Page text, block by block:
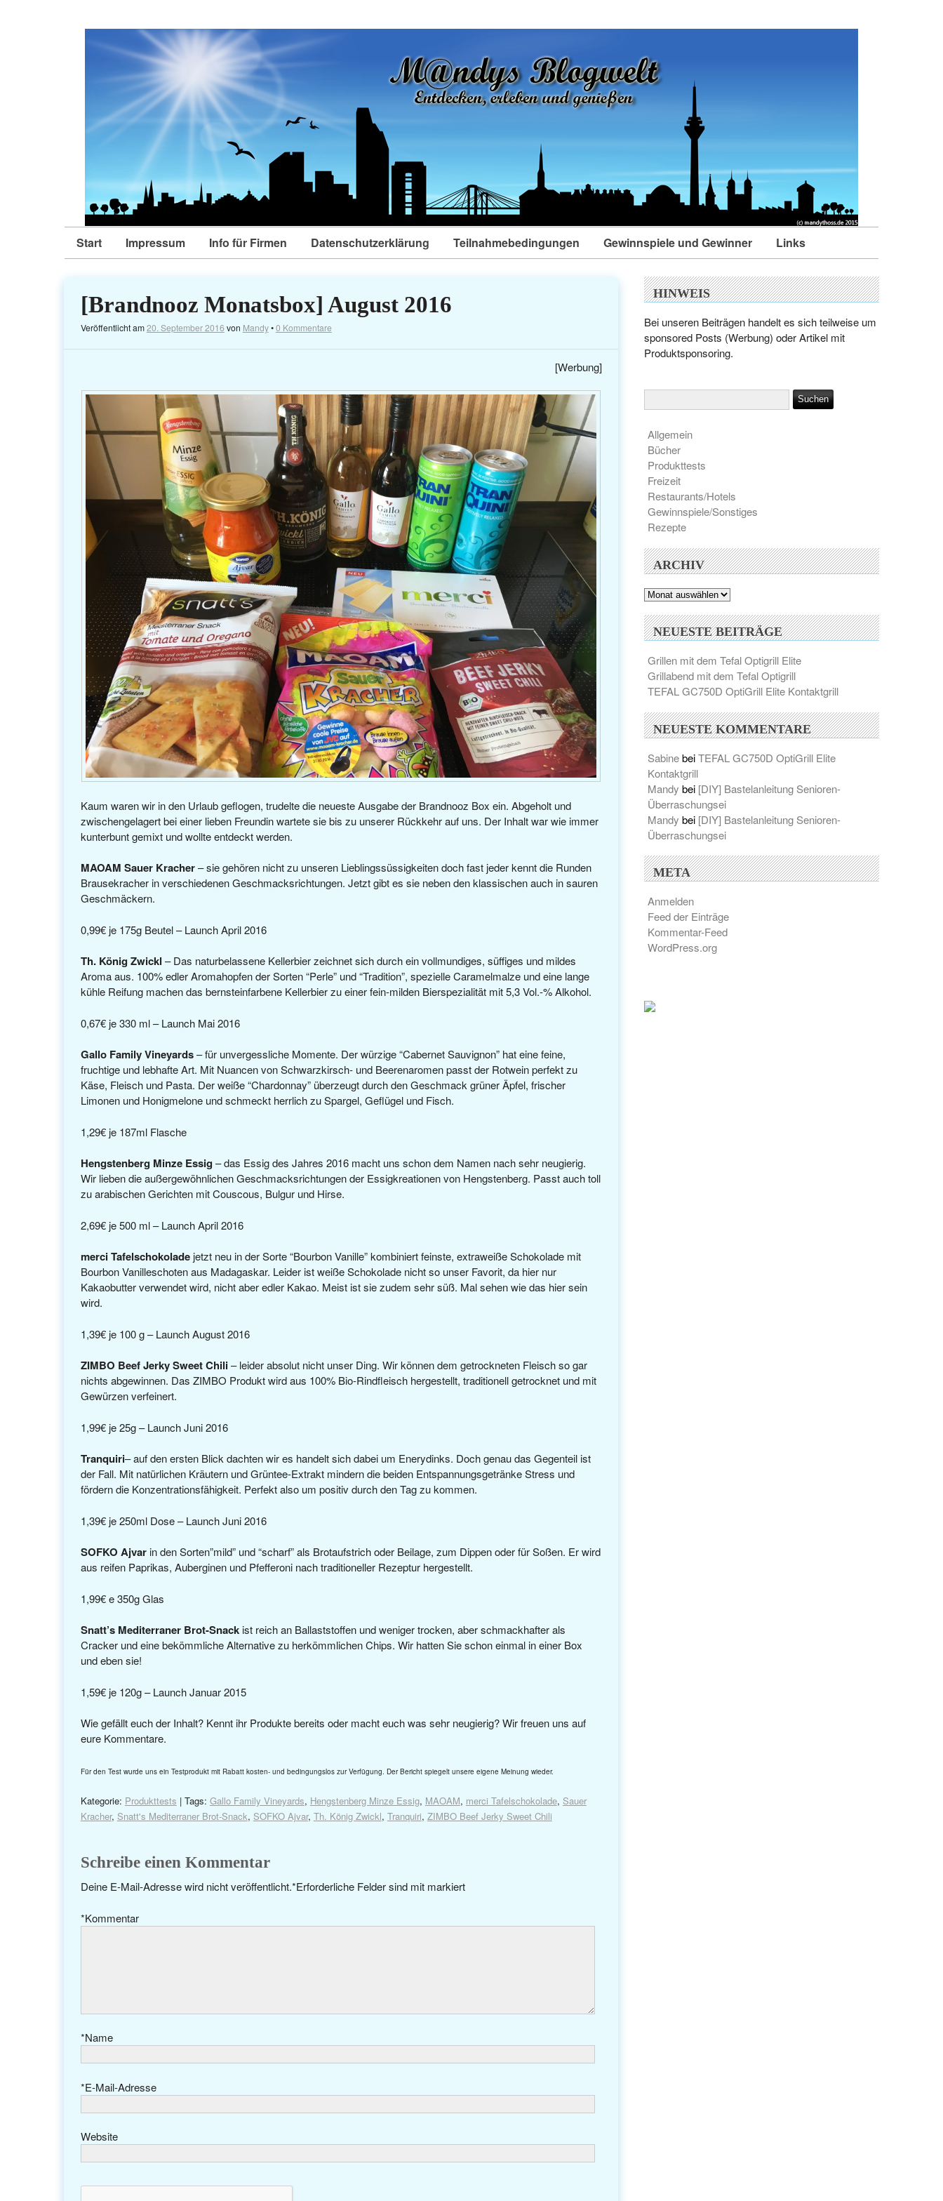
Start Impressum Info für Firmen Datenschutzerklärung Teilnahmebedingungen Gewinnspiele und Gewinner Links
[Brandnooz Monatsbox] August 2016
Veröffentlicht am20. September 2016 von Mandy•0 Kommentare
[Werbung]
Kaum waren wir in den Urlaub geflogen, trudelte die neueste Ausgabe der Brandnooz Box ein. Abgeholt und
zwischengelagert bei einer lieben Freundin wartete sie bis zu unserer Rückkehr auf uns. Der Inhalt war wie immer
kunterbunt gemixt und wollte entdeckt werden.
MAOAM Sauer Kracher– sie gehören nicht zu unseren Lieblingssüssigkeiten doch fast jeder kennt die Runden
Brausekracher in verschiedenen Geschmacksrichtungen. Jetzt gibt es sie neben den klassischen auch in sauren
Geschmäckern.
0,99€ je 175g Beutel – Launch April 2016
Th. König Zwickl – Das naturbelassene Kellerbier zeichnet sich durch ein vollmundiges, süffiges und mildes
Aroma aus. 100% edler Aromahopfen der Sorten “Perle” und “Tradition”, spezielle Caramelmalze und eine lange
kühle Reifung machen das bernsteinfarbene Kellerbier zu einer fein-milden Bierspezialität mit 5,3 Vol.-% Alkohol.
0,67€ je 330 ml – Launch Mai 2016
Gallo Family Vineyards– für unvergessliche Momente. Der würzige “Cabernet Sauvignon” hat eine feine,
fruchtige und lebhafte Art. Mit Nuancen von Schwarzkirsch- und Beerenaromen passt der Rotwein perfekt zu
Käse, Fleisch und Pasta. Der weiße “Chardonnay” überzeugt durch den Geschmack grüner Äpfel, frischer
Limonen und Honigmelone und schmeckt herrlich zu Spargel, Geflügel und Fisch.
1,29€ je 187ml Flasche
Hengstenberg Minze Essig– das Essig des Jahres 2016 macht uns schon dem Namen nach sehr neugierig.
Wir lieben die außergewöhnlichen Geschmacksrichtungen der Essigkreationen von Hengstenberg. Passt auch toll
zu arabischen Gerichten mit Couscous, Bulgur und Hirse.
2,69€ je 500 ml – Launch April 2016
merci Tafelschokoladejetzt neu in der Sorte “Bourbon Vanille” kombiniert feinste, extraweiße Schokolade mit
Bourbon Vanilleschoten aus Madagaskar. Leider ist weiße Schokolade nicht so unser Favorit, da hier nur
Kakaobutter verwendet wird, nicht aber edler Kakao. Meist ist sie zudem sehr süß. Mal sehen wie das hier sein
wird.
1,39€ je 100 g – Launch August 2016
ZIMBO Beef Jerky Sweet Chili– leider absolut nicht unser Ding. Wir können dem getrockneten Fleisch so gar
nichts abgewinnen. Das ZIMBO Produkt wird aus 100% Bio-Rindfleisch hergestellt, traditionell getrocknet und mit
Gewürzen verfeinert.
1,99€ je 25g – Launch Juni 2016
Tranquiri– auf den ersten Blick dachten wir es handelt sich dabei um Enerydinks. Doch genau das Gegenteil ist
der Fall. Mit natürlichen Kräutern und Grüntee-Extrakt mindern die beiden Entspannungsgetränke Stress und
fördern die Konzentrationsfähigkeit. Perfekt also um positiv durch den Tag zu kommen.
1,39€ je 250ml Dose – Launch Juni 2016
SOFKO Ajvarin den Sorten”mild” und “scharf” als Brotaufstrich oder Beilage, zum Dippen oder für Soßen. Er wird
aus reifen Paprikas, Auberginen und Pfefferoni nach traditioneller Rezeptur hergestellt.
1,99€ e 350g Glas
Snatt’s Mediterraner Brot-Snackist reich an Ballaststoffen und weniger trocken, aber schmackhafter als
Cracker und eine bekömmliche Alternative zu herkömmlichen Chips. Wir hatten Sie schon einmal in einer Box
und eben sie!
1,59€ je 120g – Launch Januar 2015
Wie gefällt euch der Inhalt? Kennt ihr Produkte bereits oder macht euch was sehr neugierig? Wir freuen uns auf
eure Kommentare.
Für den Test wurde uns ein Testprodukt mit Rabatt kosten- und bedingungslos zur Verfügung. Der Bericht spiegelt unsere eigene Meinung wieder.
Kategorie: Produkttests | Tags: Gallo Family Vineyards, Hengstenberg Minze Essig, MAOAM, merci Tafelschokolade, Sauer
Kracher, Snatt's Mediterraner Brot-Snack, SOFKO Ajvar, Th. König Zwickl, Tranquiri, ZIMBO Beef Jerky Sweet Chili
Schreibe einen Kommentar
Deine E-Mail-Adresse wird nicht veröffentlicht. Erforderliche Felder sind mit
* markiert
Kommentar
*
Name
*
E-Mail-Adresse
*
Website
HINWEIS
Bei unseren Beiträgen handelt es sich teilweise um
sponsored Posts (Werbung) oder Artikel mit
Produktsponsoring.
Allgemein
Bücher
Produkttests
Freizeit
Restaurants/Hotels
Gewinnspiele/Sonstiges
Rezepte
ARCHIV
Archiv
NEUESTE BEITRÄGE
Grillen mit dem Tefal Optigrill Elite
Grillabend mit dem Tefal Optigrill
TEFAL GC750D OptiGrill Elite Kontaktgrill
NEUESTE KOMMENTARE
SabinebeiTEFAL GC750D OptiGrill Elite
Kontaktgrill
Mandy bei [DIY] Bastelanleitung Senioren-
Überraschungsei
Mandy bei [DIY] Bastelanleitung Senioren-
Überraschungsei
META
Anmelden
Feed der Einträge
Kommentar-Feed
WordPress.org